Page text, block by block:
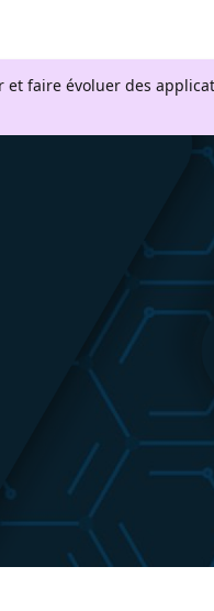
et faire évoluer des